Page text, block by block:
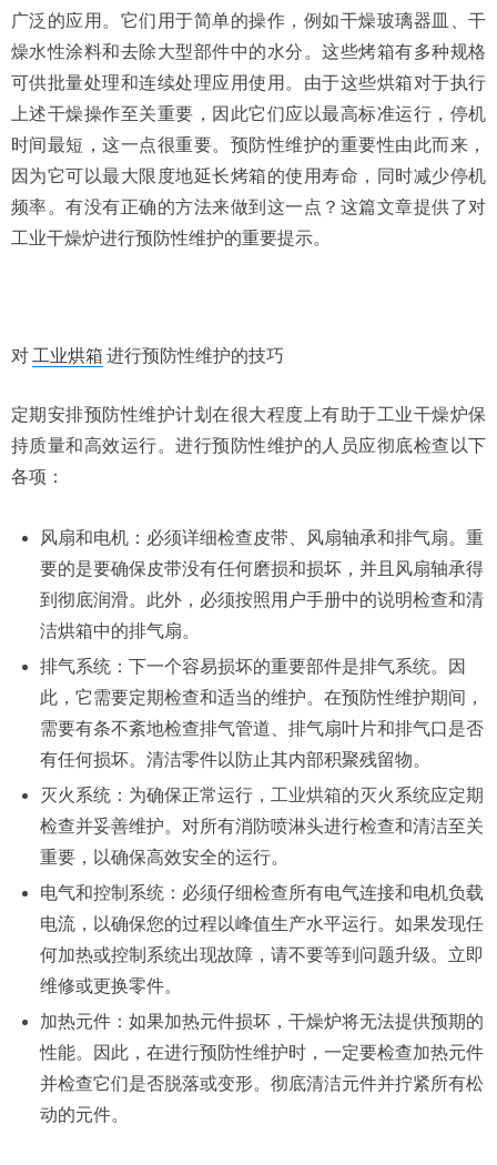
广泛的应用。它们用于简单的操作，例如干燥玻璃器皿、干
燥水性涂料和去除大型部件中的水分。这些烤箱有多种规格
可供批量处理和连续处理应用使用。由于这些烘箱对于执行
上述干燥操作至关重要，因此它们应以最高标准运行，停机
时间最短，这一点很重要。预防性维护的重要性由此而来，
因为它可以最大限度地延长烤箱的使用寿命，同时减少停机
频率。有没有正确的方法来做到这一点？这篇文章提供了对
工业干燥炉进行预防性维护的重要提示。
对 工业烘箱 进行预防性维护的技巧
定期安排预防性维护计划在很大程度上有助于工业干燥炉保
持质量和高效运行。进行预防性维护的人员应彻底检查以下
各项：
风扇和电机： 必须详细检查皮带、风扇轴承和排气扇。重
要的是要确保皮带没有任何磨损和损坏，并且风扇轴承得
到彻底润滑。此外，必须按照用户手册中的说明检查和清
洁烘箱中的排气扇。
排气系统： 下一个容易损坏的重要部件是排气系统。因
此，它需要定期检查和适当的维护。在预防性维护期间，
需要有条不紊地检查排气管道、排气扇叶片和排气口是否
有任何损坏。清洁零件以防止其内部积聚残留物。
灭火系统： 为确保正常运行， 工业烘箱的灭火系统应定期
检查并妥善维护。对所有消防喷淋头进行检查和清洁至关
重要，以确保高效安全的运行。
电气和控制系统： 必须仔细检查所有电气连接和电机负载
电流，以确保您的过程以峰值生产水平运行。如果发现任
何加热或控制系统出现故障，请不要等到问题升级。立即
维修或更换零件。
加热元件： 如果加热元件损坏，干燥炉将无法提供预期的
性能。因此，在进行预防性维护时，一定要检查加热元件
并检查它们是否脱落或变形。彻底清洁元件并拧紧所有松
动的元件。